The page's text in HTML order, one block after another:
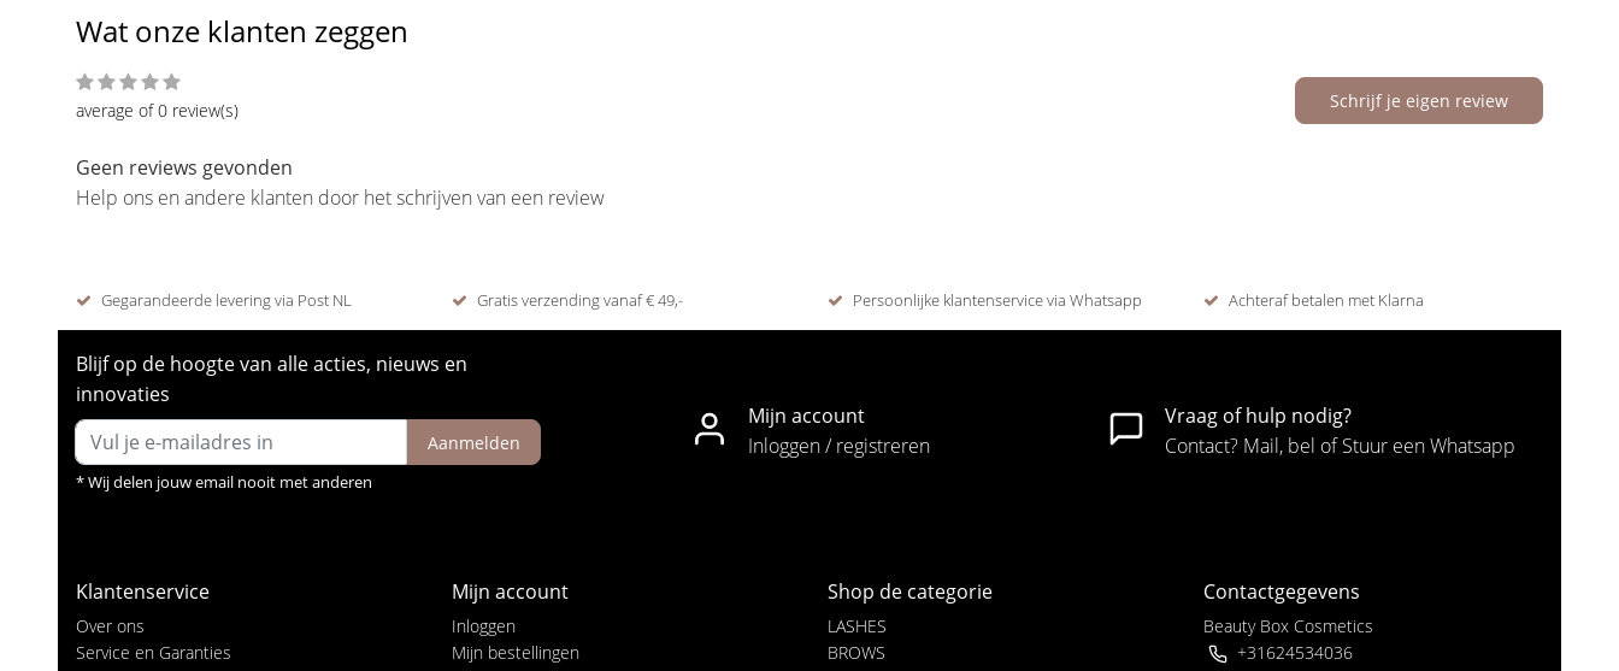
Wat onze klanten zeggen
average of 0 review(s) Schrijf je eigen review
Geen reviews gevonden
Help ons en andere klanten door het schrijven van een review
Gegarandeerde levering via Post NL Gratis verzending vanaf € 49,- Persoonlijke klantenservice via Whatsapp Achteraf betalen met Klarna
Blijf op de hoogte van alle acties, nieuws en
innovaties
Aanmelden
* Wij delen jouw email nooit met anderen
Mijn account
Inloggen / registreren
Vraag of hulp nodig?
Contact? Mail, bel of Stuur een Whatsapp
Klantenservice
Over ons
Service en Garanties
Mijn account
Inloggen
Mijn bestellingen
Shop de categorie
LASHES
BROWS
Contactgegevens
Beauty Box Cosmetics
+31624534036